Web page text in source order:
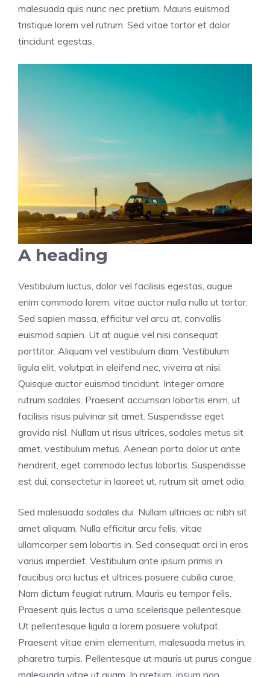
malesuada quis nunc nec pretium. Mauris euismod
tristique lorem vel rutrum. Sed vitae tortor et dolor
tincidunt egestas.
A heading
Vestibulum luctus, dolor vel facilisis egestas, augue
enim commodo lorem, vitae auctor nulla nulla ut tortor.
Sed sapien massa, efficitur vel arcu at, convallis
euismod sapien. Ut at augue vel nisi consequat
porttitor. Aliquam vel vestibulum diam. Vestibulum
ligula elit, volutpat in eleifend nec, viverra at nisi.
Quisque auctor euismod tincidunt. Integer ornare
rutrum sodales. Praesent accumsan lobortis enim, ut
facilisis risus pulvinar sit amet. Suspendisse eget
gravida nisl. Nullam ut risus ultrices, sodales metus sit
amet, vestibulum metus. Aenean porta dolor ut ante
hendrerit, eget commodo lectus lobortis. Suspendisse
est dui, consectetur in laoreet ut, rutrum sit amet odio.
Sed malesuada sodales dui. Nullam ultricies ac nibh sit
amet aliquam. Nulla efficitur arcu felis, vitae
ullamcorper sem lobortis in. Sed consequat orci in eros
varius imperdiet. Vestibulum ante ipsum primis in
faucibus orci luctus et ultrices posuere cubilia curae;
Nam dictum feugiat rutrum. Mauris eu tempor felis.
Praesent quis lectus a urna scelerisque pellentesque.
Ut pellentesque ligula a lorem posuere volutpat.
Praesent vitae enim elementum, malesuada metus in,
pharetra turpis. Pellentesque ut mauris ut purus congue
malesuada vitae ut quam. In pretium, ipsum non